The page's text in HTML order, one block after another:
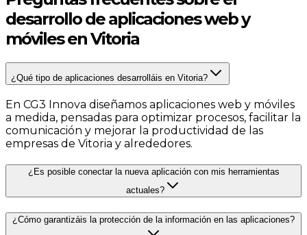
desarrollo de aplicaciones web y
móviles en Vitoria
¿Qué tipo de aplicaciones desarrolláis en Vitoria?
En CG3 Innova diseñamos aplicaciones web y móviles
a medida, pensadas para optimizar procesos, facilitar la
comunicación y mejorar la productividad de las
empresas de Vitoria y alrededores.
¿Es posible conectar la nueva aplicación con mis herramientas
actuales?
¿Cómo garantizáis la protección de la información en las aplicaciones?